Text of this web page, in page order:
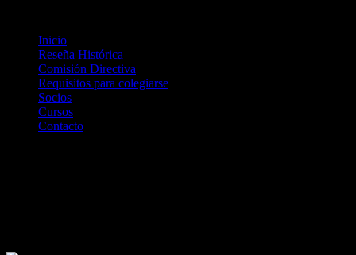
Inicio
Reseña Histórica
Comisión Directiva
Requisitos para colegiarse
Socios
Cursos
Contacto